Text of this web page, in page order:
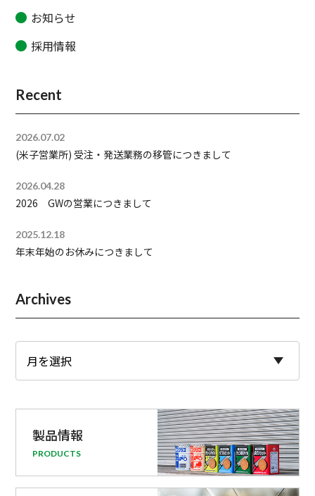
お知らせ
採用情報
Recent
2026.07.02
(米子営業所) 受注・発送業務の移管につきまして
2026.04.28
2026 GWの営業につきまして
2025.12.18
年末年始のお休みにつきまして
Archives
製品情報
PRODUCTS